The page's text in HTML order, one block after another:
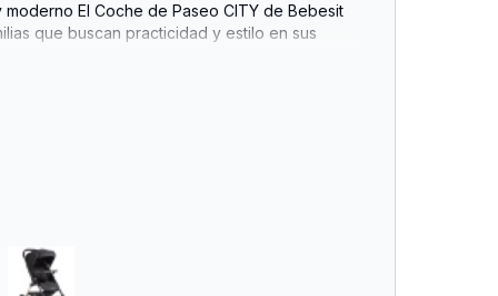
moderno El Coche de Paseo CITY de Bebesit
que buscan practicidad y estilo en sus
para ser compacto y fácil de usar,
características: - Posiciones de reclinado
para alternar la dirección del coche según su
Plegado a una mano: ultra práctico para
- Canasto portaobjetos: con una
1 kg, ideal para llevar lo esencial. Edad